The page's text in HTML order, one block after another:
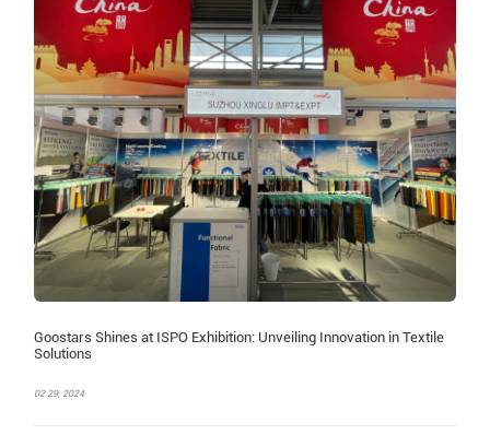
Goostars Shines at ISPO Exhibition: Unveiling Innovation in Textile
Solutions
02 29, 2024